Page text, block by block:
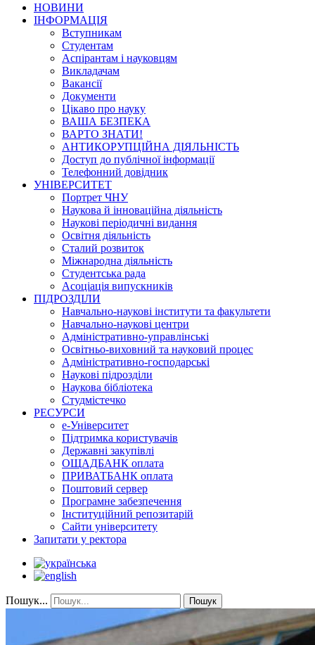
НОВИНИ
ІНФОРМАЦІЯ
Вступникам
Студентам
Аспірантам і науковцям
Викладачам
Вакансії
Документи
Цікаво про науку
ВАША БЕЗПЕКА
ВАРТО ЗНАТИ!
АНТИКОРУПЦІЙНА ДІЯЛЬНІСТЬ
Доступ до публічної інформації
Телефонний довідник
УНІВЕРСИТЕТ
Портрет ЧНУ
Наукова й інноваційна діяльність
Наукові періодичні видання
Освітня діяльність
Сталий розвиток
Міжнародна діяльність
Студентська рада
Асоціація випускників
ПІДРОЗДІЛИ
Навчально-наукові інститути та факультети
Навчально-наукові центри
Адміністративно-управлінські
Освітньо-виховний та науковий процес
Адміністративно-господарські
Наукові підрозділи
Наукова бібліотека
Студмістечко
РЕСУРСИ
е-Університет
Підтримка користувачів
Державні закупівлі
ОЩАДБАНК оплата
ПРИВАТБАНК оплата
Поштовий сервер
Програмне забезпечення
Інституційний репозитарій
Сайти університету
Запитати у ректора
Пошук... Пошук